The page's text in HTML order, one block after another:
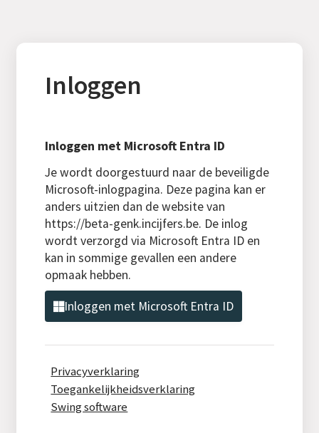
Inloggen
Inloggen met Microsoft Entra ID
Je wordt doorgestuurd naar de beveiligde
Microsoft-inlogpagina. Deze pagina kan er
anders uitzien dan de website van
https://beta-genk.incijfers.be. De inlog
wordt verzorgd via Microsoft Entra ID en
kan in sommige gevallen een andere
opmaak hebben.
Inloggen met Microsoft Entra ID
Privacyverklaring
Toegankelijkheidsverklaring
Swing software